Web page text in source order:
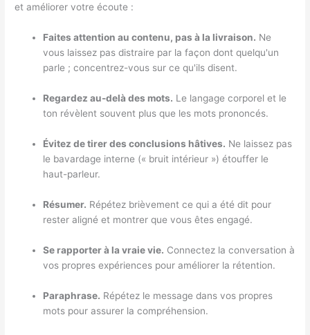
et améliorer votre écoute :
Faites attention au contenu, pas à la livraison. Ne
vous laissez pas distraire par la façon dont quelqu'un
parle ; concentrez-vous sur ce qu'ils disent.
Regardez au-delà des mots. Le langage corporel et le
ton révèlent souvent plus que les mots prononcés.
Évitez de tirer des conclusions hâtives. Ne laissez pas
le bavardage interne (« bruit intérieur ») étouffer le
haut-parleur.
Résumer. Répétez brièvement ce qui a été dit pour
rester aligné et montrer que vous êtes engagé.
Se rapporter à la vraie vie. Connectez la conversation à
vos propres expériences pour améliorer la rétention.
Paraphrase. Répétez le message dans vos propres
mots pour assurer la compréhension.